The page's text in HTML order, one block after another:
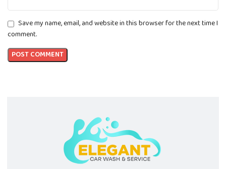
Save my name, email, and website in this browser for the next time I
comment.